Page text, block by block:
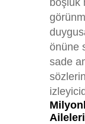
boşluk
önüne
sade